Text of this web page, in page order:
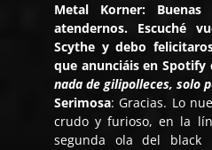
Metal Korner:
atendernos. Escuché
Scythe y debo
que anunciáis en Spotify
nada de gilipolleces, solo
Serimosa: Gracias. Lo
crudo y furioso, en la
segunda ola del black